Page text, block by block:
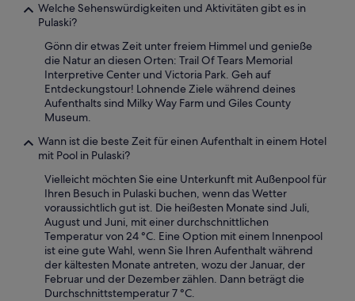
Welche Sehenswürdigkeiten und Aktivitäten gibt es in
Pulaski?
Gönn dir etwas Zeit unter freiem Himmel und genieße
die Natur an diesen Orten: Trail Of Tears Memorial
Interpretive Center und Victoria Park. Geh auf
Entdeckungstour! Lohnende Ziele während deines
Aufenthalts sind Milky Way Farm und Giles County
Museum.
Wann ist die beste Zeit für einen Aufenthalt in einem Hotel
mit Pool in Pulaski?
Vielleicht möchten Sie eine Unterkunft mit Außenpool für
Ihren Besuch in Pulaski buchen, wenn das Wetter
voraussichtlich gut ist. Die heißesten Monate sind Juli,
August und Juni, mit einer durchschnittlichen
Temperatur von 24 °C. Eine Option mit einem Innenpool
ist eine gute Wahl, wenn Sie Ihren Aufenthalt während
der kältesten Monate antreten, wozu der Januar, der
Februar und der Dezember zählen. Dann beträgt die
Durchschnittstemperatur 7 °C.